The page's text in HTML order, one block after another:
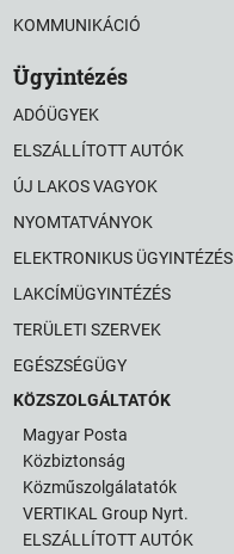
KOMMUNIKÁCIÓ
Ügyintézés
ADÓÜGYEK
ELSZÁLLÍTOTT AUTÓK
ÚJ LAKOS VAGYOK
NYOMTATVÁNYOK
ELEKTRONIKUS ÜGYINTÉZÉS
LAKCÍMÜGYINTÉZÉS
TERÜLETI SZERVEK
EGÉSZSÉGÜGY
KÖZSZOLGÁLTATÓK
Magyar Posta
Közbiztonság
Közműszolgálatatók
VERTIKAL Group Nyrt.
ELSZÁLLÍTOTT AUTÓK